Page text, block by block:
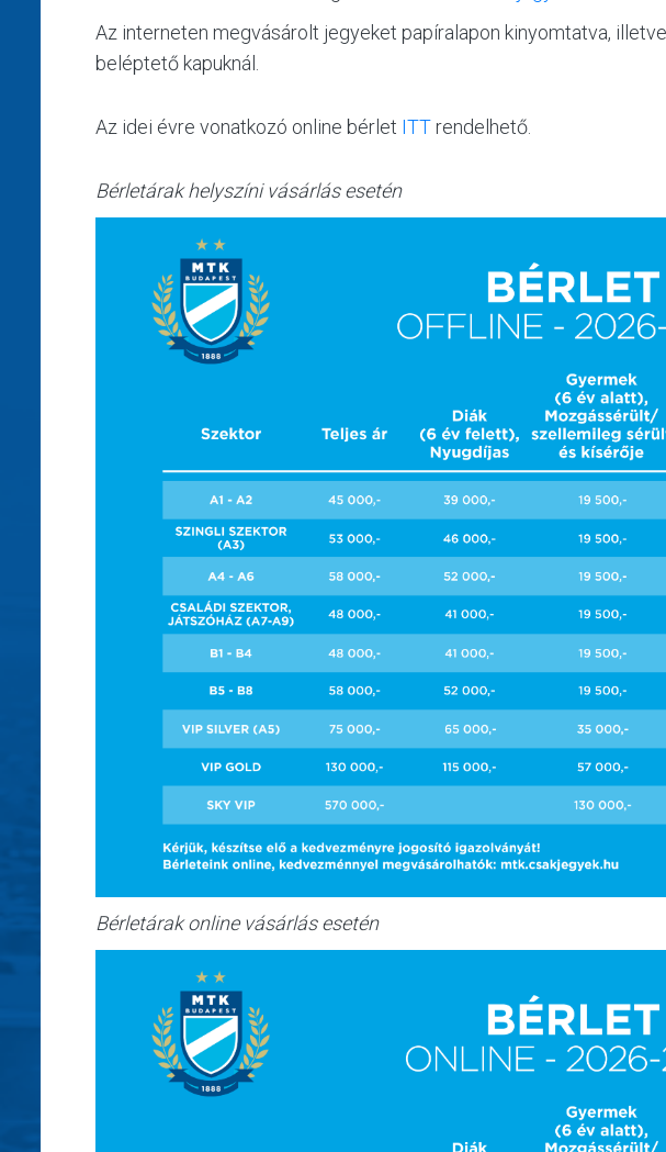
Az interneten megvásárolt jegyeket papíralapon kinyomtatva,
beléptető kapuknál.
Az idei évre vonatkozó online bérlet ITT rendelhető.
Bérletárak helyszíni vásárlás esetén
Bérletárak online vásárlás esetén